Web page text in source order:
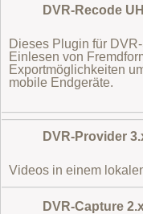
DVR-Recode
Dieses Plugin für
Einlesen von
Exportmöglichkeiten
mobile Endgeräte.
DVR-Provider
Videos in einem
DVR-Capture